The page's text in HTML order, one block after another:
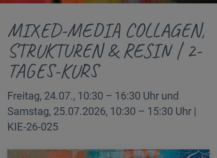
MIXED-MEDIA COLLAGEN,
STRUKTUREN & RESIN | 2-
TAGES-KURS
Freitag, 24.07., 10:30 – 16:30 Uhr und
Samstag, 25.07.2026, 10:30 – 15:30 Uhr |
KIE-26-025